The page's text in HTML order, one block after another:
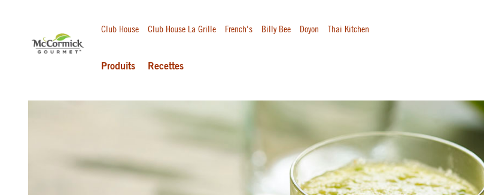
Club House Club House La Grille French's Billy Bee Doyon Thai Kitchen
Produits Recettes